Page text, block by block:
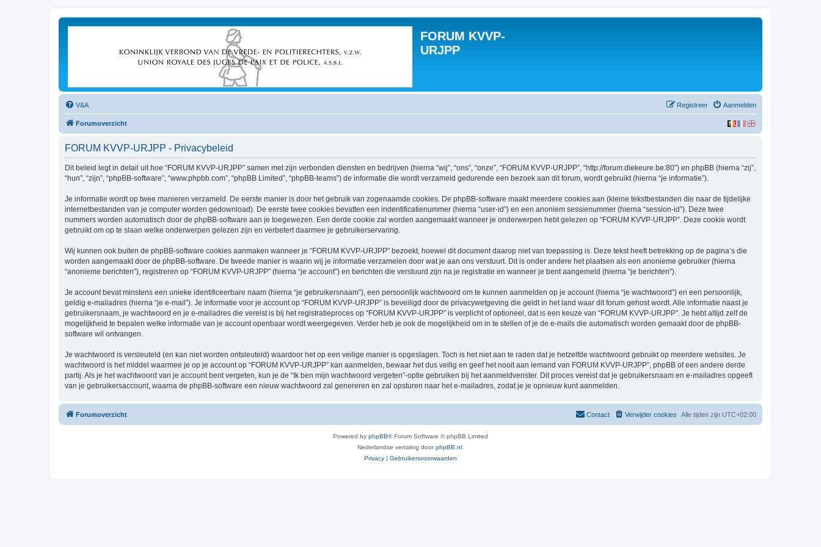
FORUM KVVP-
URJPP
V&A Aanmelden
Registreer
Forumoverzicht
FORUM KVVP-URJPP - Privacybeleid
Dit beleid legt in detail uit hoe “FORUM KVVP-URJPP” samen met zijn verbonden diensten en bedrijven (hierna “wij”, “ons”, “onze”, “FORUM KVVP-URJPP”, “http://forum.diekeure.be:80”) en phpBB (hierna “zij”,
“hun”, “zijn”, “phpBB-software”, “www.phpbb.com”, “phpBB Limited”, “phpBB-teams”) de informatie die wordt verzameld gedurende een bezoek aan dit forum, wordt gebruikt (hierna “je informatie”).
Je informatie wordt op twee manieren verzameld. De eerste manier is door het gebruik van zogenaamde cookies. De phpBB-software maakt meerdere cookies aan (kleine tekstbestanden die naar de tijdelijke
internetbestanden van je computer worden gedownload). De eerste twee cookies bevatten een indentificatienummer (hierna “user-id”) en een anoniem sessienummer (hierna “session-id”). Deze twee
nummers worden automatisch door de phpBB-software aan je toegewezen. Een derde cookie zal worden aangemaakt wanneer je onderwerpen hebt gelezen op “FORUM KVVP-URJPP”. Deze cookie wordt
gebruikt om op te slaan welke onderwerpen gelezen zijn en verbetert daarmee je gebruikerservaring.
Wij kunnen ook buiten de phpBB-software cookies aanmaken wanneer je “FORUM KVVP-URJPP” bezoekt, hoewel dit document daarop niet van toepassing is. Deze tekst heeft betrekking op de pagina’s die
worden aangemaakt door de phpBB-software. De tweede manier is waarin wij je informatie verzamelen door wat je aan ons verstuurt. Dit is onder andere het plaatsen als een anonieme gebruiker (hierna
“anonieme berichten”), registreren op “FORUM KVVP-URJPP” (hierna “je account”) en berichten die verstuurd zijn na je registratie en wanneer je bent aangemeld (hierna “je berichten”).
Je account bevat minstens een unieke identificeerbare naam (hierna “je gebruikersnaam”), een persoonlijk wachtwoord om te kunnen aanmelden op je account (hierna “je wachtwoord”) en een persoonlijk,
geldig e-mailadres (hierna “je e-mail”). Je informatie voor je account op “FORUM KVVP-URJPP” is beveiligd door de privacywetgeving die geldt in het land waar dit forum gehost wordt. Alle informatie naast je
gebruikersnaam, je wachtwoord en je e-mailadres die vereist is bij het registratieproces op “FORUM KVVP-URJPP” is verplicht of optioneel, dat is een keuze van “FORUM KVVP-URJPP”. Je hebt altijd zelf de
mogelijkheid te bepalen welke informatie van je account openbaar wordt weergegeven. Verder heb je ook de mogelijkheid om in te stellen of je de e-mails die automatisch worden gemaakt door de phpBB-
software wil ontvangen.
Je wachtwoord is versleuteld (en kan niet worden ontsleuteld) waardoor het op een veilige manier is opgeslagen. Toch is het niet aan te raden dat je hetzelfde wachtwoord gebruikt op meerdere websites. Je
wachtwoord is het middel waarmee je op je account op “FORUM KVVP-URJPP” kan aanmelden, bewaar het dus veilig en geef het nooit aan iemand van FORUM KVVP-URJPP”, phpBB of een andere derde
partij. Als je het wachtwoord van je account bent vergeten, kun je de “Ik ben mijn wachtwoord vergeten”-optie gebruiken bij het aanmeldvenster. Dit proces vereist dat je gebruikersnaam en e-mailadres opgeeft
van je gebruikersaccount, waarna de phpBB-software een nieuw wachtwoord zal genereren en zal opsturen naar het e-mailadres, zodat je je opnieuw kunt aanmelden.
Forumoverzicht Alle tijden zijn UTC+02:00
Verwijder cookies
Contact
Powered by phpBB® Forum Software © phpBB Limited
Nederlandse vertaling doorphpBB.nl
Privacy | Gebruikersvoorwaarden